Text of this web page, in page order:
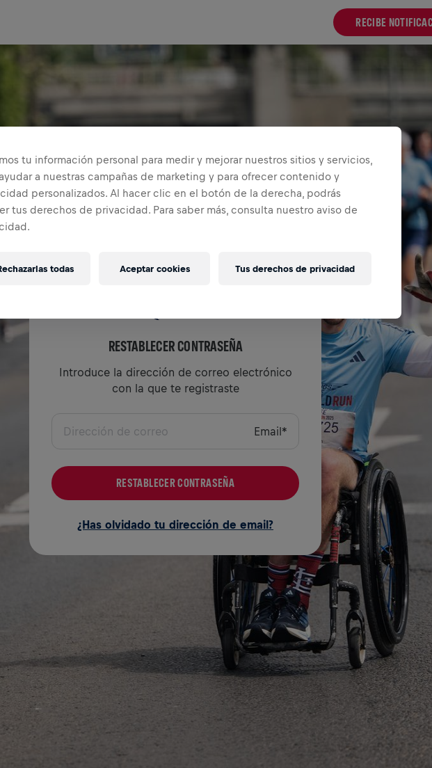
RECIBE
RESTABLECER CONTRASEÑA
Introduce la dirección de correo electrónico
con la que te registraste
Email*
RESTABLECER CONTRASEÑA
¿Has olvidado tu dirección de email?
tu información personal para medir y mejorar nuestros sitios y servicios,
a nuestras campañas de marketing y para ofrecer contenido y
personalizados. Al hacer clic en el botón de la derecha, podrás
tus derechos de privacidad. Para saber más, consulta nuestro aviso de
Tus derechos de privacidad
todas Aceptar cookies